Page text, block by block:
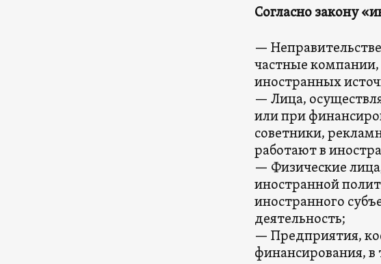
Согласно закону
—
частные компании,
иностранных
— Лица,
или при
советники,
работают в
— Физические
иностранной
иностранного
деятельность;
— Предприятия,
финансирования,